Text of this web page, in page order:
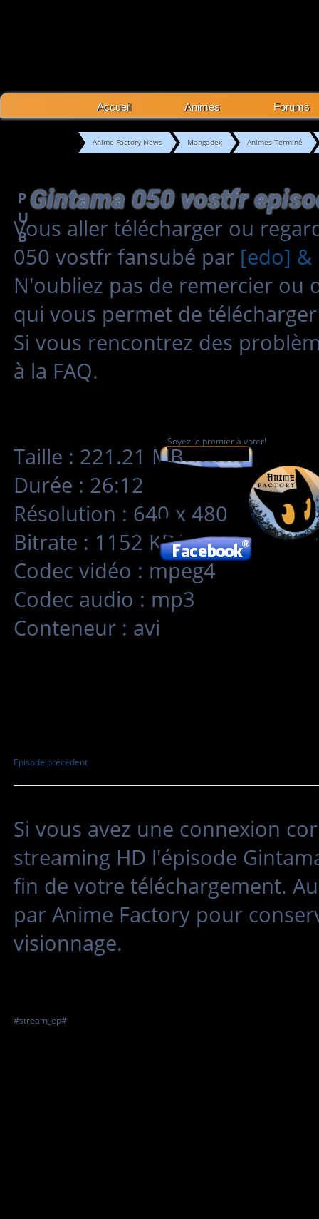
Accueil Animes Forums
Anime Factory News Mangadex Animes Terminé
P
U
B
Gintama 050 vostfr
Vous aller télécharger ou
050 vostfr fansubé par [edo] &
N'oubliez pas de remercier ou
qui vous permet de
Si vous rencontrez des
à la FAQ.
Taille : 221.21 MB
Durée : 26:12
Résolution : 640 x 480
Bitrate : 1152 KB/s
Codec vidéo : mpeg4
Codec audio : mp3
Conteneur : avi
Soyez le premier à voter!
Episode précédent
Si vous avez une connexion
streaming HD l'épisode
fin de votre téléchargement.
par Anime Factory pour
visionnage.
#stream_ep#